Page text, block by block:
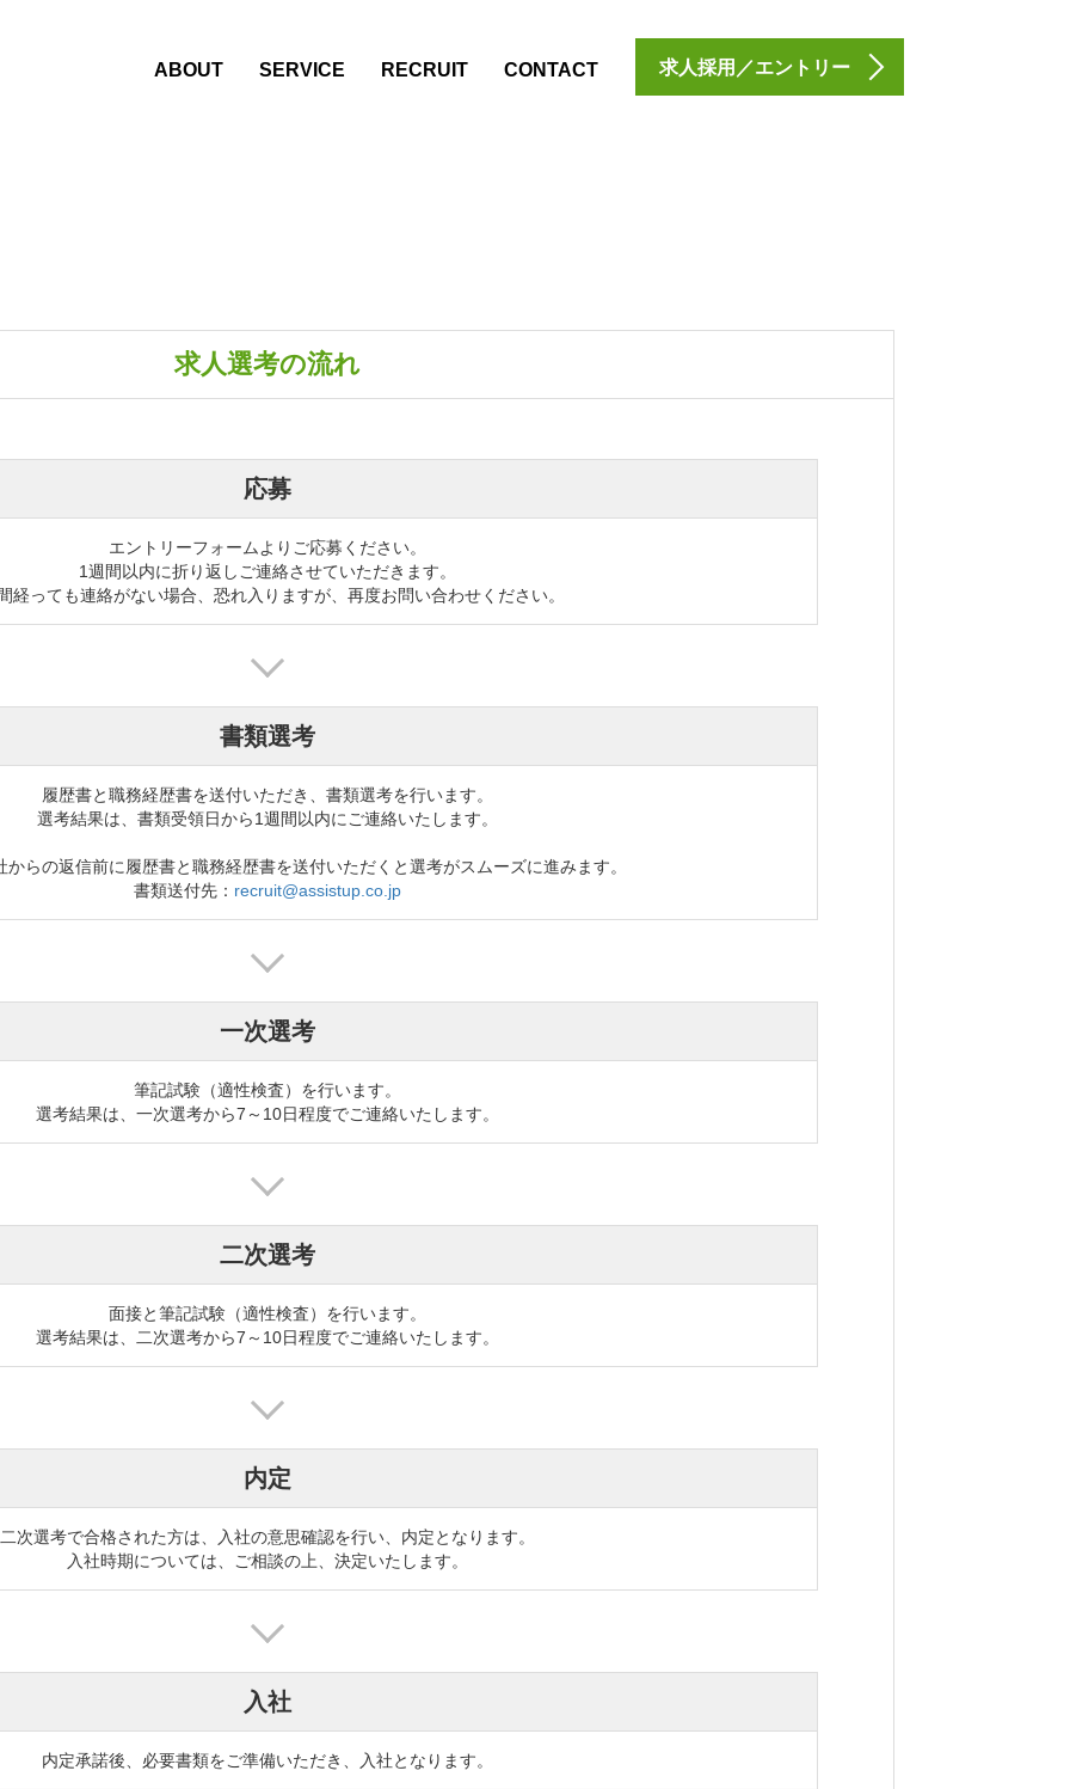
ABOUT SERVICE RECRUIT CONTACT 求人採用／エントリー
求人選考の流れ
応募
エントリーフォームよりご応募ください。
1週間以内に折り返しご連絡させていただきます。
経っても連絡がない場合、恐れ入りますが、再度お問い合わせください。
書類選考
履歴書と職務経歴書を送付いただき、書類選考を行います。
選考結果は、書類受領日から1週間以内にご連絡いたします。
からの返信前に履歴書と職務経歴書を送付いただくと選考がスムーズに進みます。
書類送付先： recruit@assistup.co.jp
一次選考
筆記試験（適性検査）を行います。
選考結果は、一次選考から7～10日程度でご連絡いたします。
二次選考
面接と筆記試験（適性検査）を行います。
選考結果は、二次選考から7～10日程度でご連絡いたします。
内定
二次選考で合格された方は、入社の意思確認を行い、内定となります。
入社時期については、ご相談の上、決定いたします。
入社
内定承諾後、必要書類をご準備いただき、入社となります。